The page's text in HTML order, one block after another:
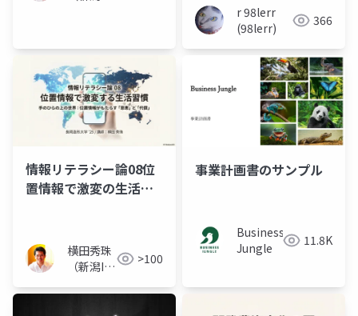
r 98lerr
(98lerr)
366
情報リテラシー論08位
置情報で激変の生活習
横田秀珠
（新潟IT
タント）
>100
事業計画書のサンプル
Business
Jungle
11.8K